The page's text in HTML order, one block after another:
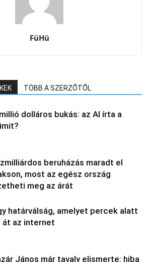
FüHü
TÖBB A SZERZŐTŐL
dolláros bukás: az AI írta a
beruházás maradt el
most az egész ország
meg az árát
határválság, amelyet percek alatt
át az internet
János már tavaly elismerte: hiba